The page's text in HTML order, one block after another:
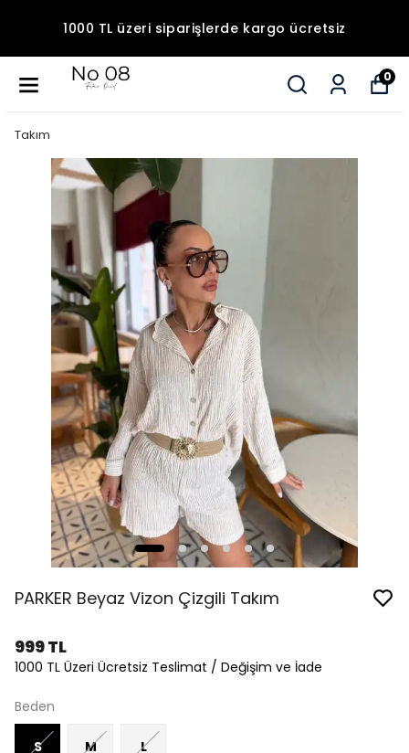
1000 TL üzeri siparişlerde kargo ücretsiz
0
Takım
PARKER Beyaz Vizon Çizgili Takım
999 TL
1000 TL Üzeri Ücretsiz Teslimat / Değişim ve İade
Beden
S M L